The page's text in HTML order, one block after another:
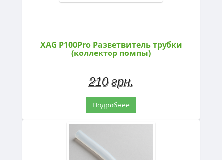
XAG P100Pro Разветвитель трубки
(коллектор помпы)
210 грн.
Подробнее